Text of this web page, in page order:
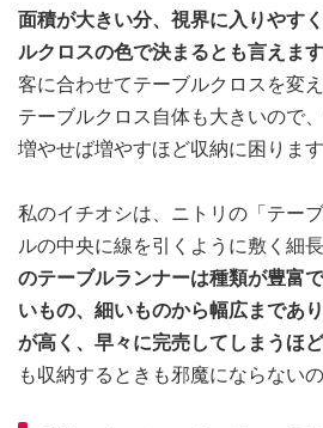
面積が大きい分、視界に入りやす
ルクロスの色で決まるとも言えます
客に合わせてテーブルクロスを変
テーブルクロス自体も大きいので
増やせば増やすほど収納に困ります
私のイチオシは、ニトリの「テー
ルの中央に線を引くように敷く細
のテーブルランナーは種類が豊富
いもの、細いものから幅広まであ
が高く、早々に完売してしまうほど
も収納するときも邪魔にならない